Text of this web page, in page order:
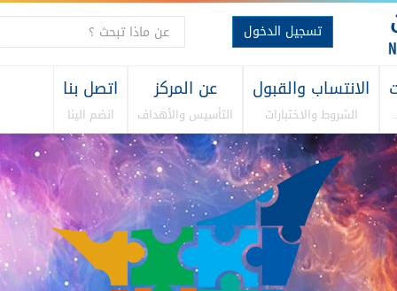
تسجيل الدخول
الانتساب والقبول
الشروط والاختبارات
عن المركز
التأسيس والأهداف
اتصل بنا
انضم الينا